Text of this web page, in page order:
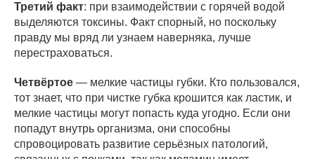
Третий факт: при взаимодействии с горячей водой
выделяются токсины. Факт спорный, но поскольку
правду мы вряд ли узнаем наверняка, лучше
перестраховаться.
Четвёртое — мелкие частицы губки. Кто пользовался,
тот знает, что при чистке губка крошится как ластик, и
мелкие частицы могут попасть куда угодно. Если они
попадут внутрь организма, они способны
спровоцировать развитие серьёзных патологий,